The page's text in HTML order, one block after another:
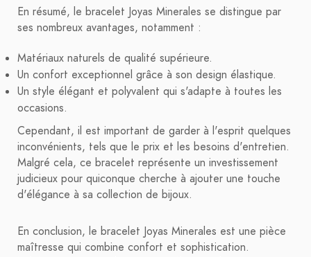
En résumé, le bracelet Joyas Minerales se distingue par
ses nombreux avantages, notamment :
Matériaux naturels de qualité supérieure.
Un confort exceptionnel grâce à son design élastique.
Un style élégant et polyvalent qui s'adapte à toutes les
occasions.
Cependant, il est important de garder à l'esprit quelques
inconvénients, tels que le prix et les besoins d'entretien.
Malgré cela, ce bracelet représente un investissement
judicieux pour quiconque cherche à ajouter une touche
d'élégance à sa collection de bijoux.
En conclusion, le bracelet Joyas Minerales est une pièce
maîtresse qui combine confort et sophistication.